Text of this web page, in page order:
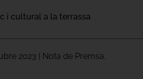
i cultural a la terrassa
2023 | Nota de Premsa.